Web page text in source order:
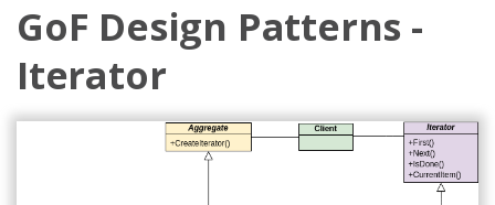
GoF Design Patterns -
Iterator